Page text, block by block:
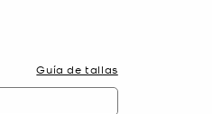
Guía de tallas